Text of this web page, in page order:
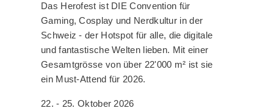
Das Herofest ist DIE Convention für
Gaming, Cosplay und Nerdkultur in der
Schweiz - der Hotspot für alle, die digitale
und fantastische Welten lieben. Mit einer
Gesamtgrösse von über 22'000 m² ist sie
ein Must-Attend für 2026.
22. - 25. Oktober 2026